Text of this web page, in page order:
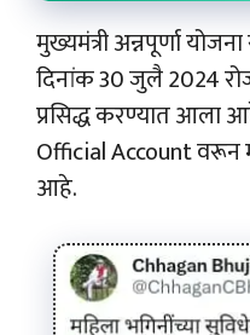
मुख्यमंत्री अन्नपूर्णा योजना
दिनांक 30 जुलै 2024
प्रसिद्ध करण्यात आला
Official Account वरून
आहे.